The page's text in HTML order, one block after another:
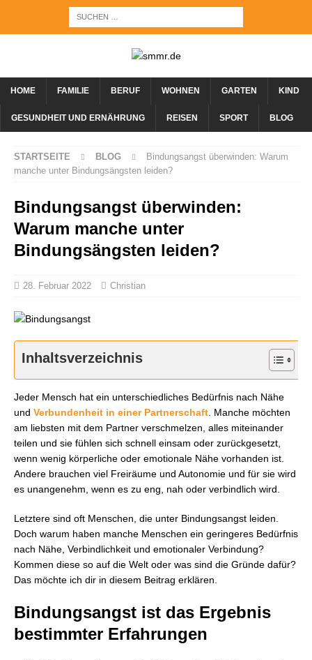
HOME FAMILIE BERUF WOHNEN GARTEN KIND
GESUNDHEIT UND ERNÄHRUNG REISEN SPORT BLOG
STARTSEITE BLOG
Bindungsangst überwinden: Warum
manche unter Bindungsängsten leiden?
Bindungsangst überwinden:
Warum manche unter
Bindungsängsten leiden?
28. Februar 2022 Christian
Inhaltsverzeichnis
Jeder Mensch hat ein unterschiedliches Bedürfnis nach Nähe
und Verbundenheit in einer Partnerschaft . Manche möchten
am liebsten mit dem Partner verschmelzen, alles miteinander
teilen und sie fühlen sich schnell einsam oder zurückgesetzt,
wenn wenig körperliche oder emotionale Nähe vorhanden ist.
Andere brauchen viel Freiräume und Autonomie und für sie wird
es unangenehm, wenn es zu eng, nah oder verbindlich wird.
Letztere sind oft Menschen, die unter Bindungsangst leiden.
Doch warum haben manche Menschen ein geringeres Bedürfnis
nach Nähe, Verbindlichkeit und emotionaler Verbindung?
Kommen diese so auf die Welt oder was sind die Gründe dafür?
Das möchte ich dir in diesem Beitrag erklären.
Bindungsangst ist das Ergebnis
bestimmter Erfahrungen